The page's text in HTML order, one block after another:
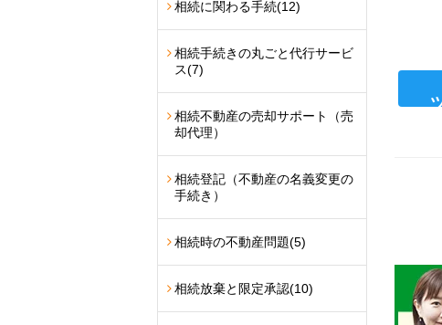
相続に関わる手続(12)
相続手続きの丸ごと代行サービ
ス(7)
相続不動産の売却サポート（売
却代理）
相続登記（不動産の名義変更の
手続き）
相続時の不動産問題(5)
相続放棄と限定承認(10)